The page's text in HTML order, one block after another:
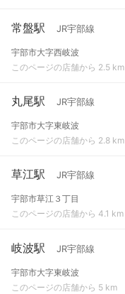
常盤駅 JR宇部線
宇部市大字西岐波
このページの店舗から 2.5 km
丸尾駅 JR宇部線
宇部市大字東岐波
このページの店舗から 2.8 km
草江駅 JR宇部線
宇部市草江３丁目
このページの店舗から 4.1 km
岐波駅 JR宇部線
宇部市大字東岐波
このページの店舗から 5 km